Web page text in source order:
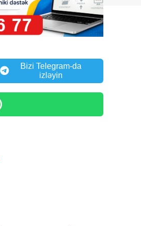
Bizi Telegram-da
izləyin